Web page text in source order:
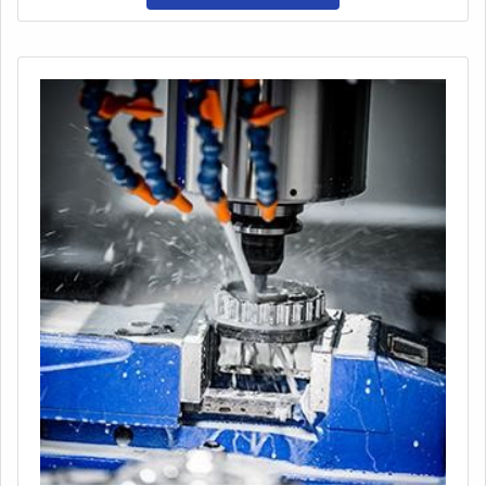
ÓTIMAS EMPRESASA Petrowan objetiva seus
recursos em proporcionar uma estrutura com escritório
de alta qualidade onde são realizadas as atividades e
biblioteca técnica de apoio, tudo para garantir edta
comprar com ótima qualidade.Há muitas maneiras
eficientes de uma empresa demonstrar competência,
excelência e destaque em uma área de atuação. A
Petrowan se mostra referência por ter: Soluções de
distribuição de produtos químicos; Profissionais com
vasta experiência na área de atuação; Empresa que
preza pela pontualidade.Ainda focando em edta comprar
em fornecedores especializados, deve-se descartar
empresas que não tenham produtos e serviços com
ótima qualidade e precisão, características simples, mas
que mostram o comprometimento da empresa com seus
clientes.Tudo isso que já foi falado e outras coisas mais
são a razão pela qual a Petrowan é uma empresa que